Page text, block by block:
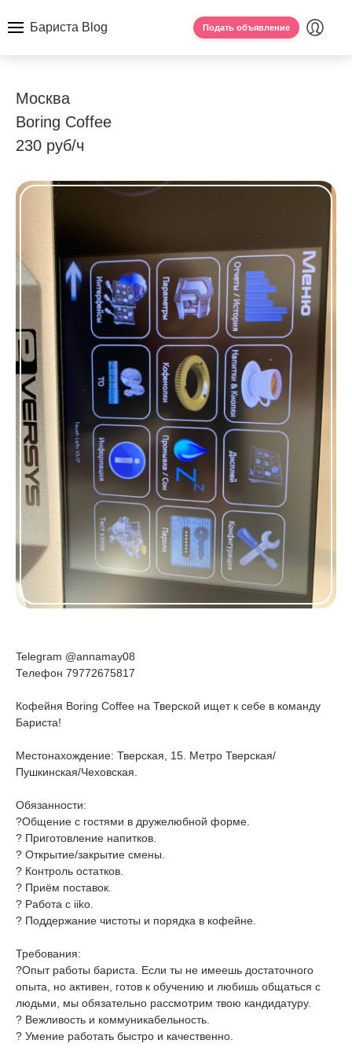
Бариста Blog Подать объявление
Москва
Boring Coffee
230 руб/ч
Telegram @annamay08
Телефон 79772675817
Кофейня Boring Coffee на Тверской ищет к себе в команду
Бариста!
Местонахождение: Тверская, 15. Метро Тверская/
Пушкинская/Чеховская.
Обязанности:
?Общение с гостями в дружелюбной форме.
? Приготовление напитков.
? Открытие/закрытие смены.
? Контроль остатков.
? Приём поставок.
? Работа с iiko.
? Поддержание чистоты и порядка в кофейне.
Требования:
?Опыт работы бариста. Если ты не имеешь достаточного
опыта, но активен, готов к обучению и любишь общаться с
людьми, мы обязательно рассмотрим твою кандидатуру.
? Вежливость и коммуникабельность.
? Умение работать быстро и качественно.